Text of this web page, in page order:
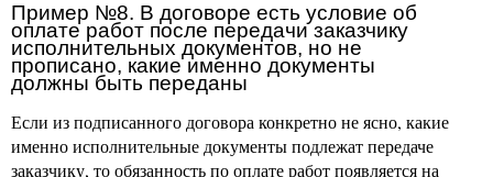
Пример №8. В договоре есть условие об
оплате работ после передачи заказчику
исполнительных документов, но не
прописано, какие именно документы
должны быть переданы
Если из подписанного договора конкретно не ясно, какие
именно исполнительные документы подлежат передаче
заказчику, то обязанность по оплате работ появляется на